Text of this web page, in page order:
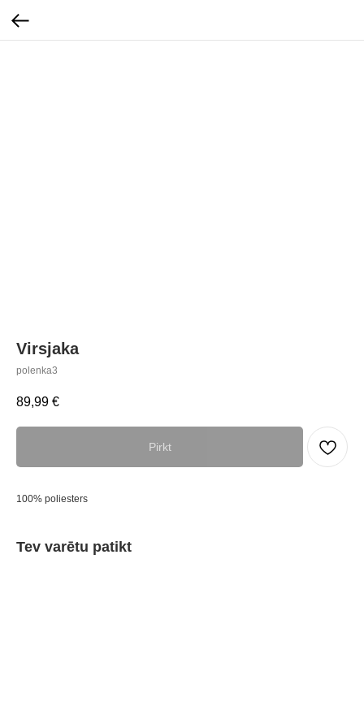
Virsjaka
polenka3
89,99 €
Pirkt
100% poliesters
Tev varētu patikt